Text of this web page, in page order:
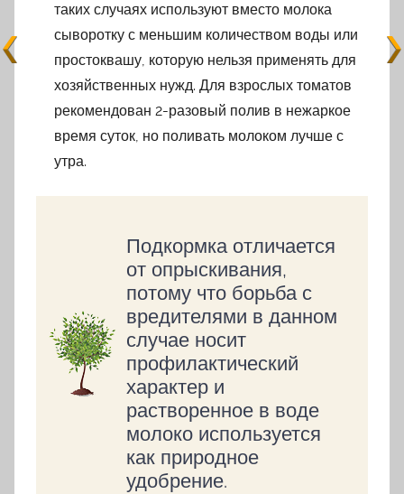
таких случаях используют вместо молока
сыворотку с меньшим количеством воды или
простоквашу, которую нельзя применять для
хозяйственных нужд. Для взрослых томатов
рекомендован 2-разовый полив в нежаркое
время суток, но поливать молоком лучше с
утра.
Подкормка отличается
от опрыскивания,
потому что борьба с
вредителями в данном
случае носит
профилактический
характер и
растворенное в воде
молоко используется
как природное
удобрение.